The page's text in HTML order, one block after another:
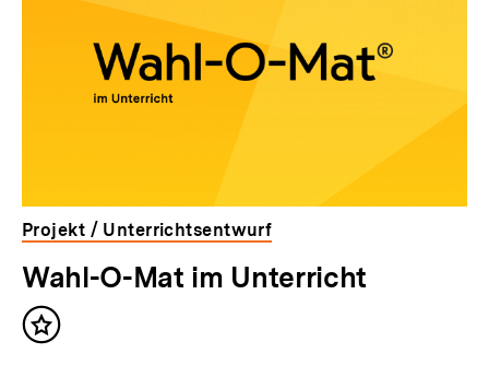
Projekt / Unterrichtsentwurf
Wahl-O-Mat im Unterricht
Inhalt